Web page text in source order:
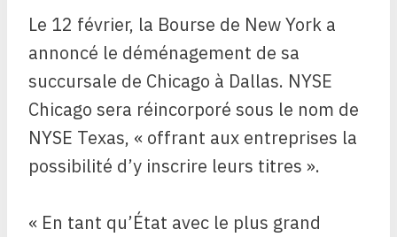
Le 12 février, la Bourse de New York a
annoncé le déménagement de sa
succursale de Chicago à Dallas. NYSE
Chicago sera réincorporé sous le nom de
NYSE Texas, « offrant aux entreprises la
possibilité d’y inscrire leurs titres ».
« En tant qu’État avec le plus grand